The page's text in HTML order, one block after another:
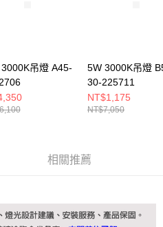
代理人或監護人之同意方可使用
者引起之損失，本公司不負相關責
依據個別帳號之用戶狀況，依本公司即
資訊註冊。若發現惡意使用之情形，
戶之使用額度並採取法律行動。
吊燈 A45-
5W 3000K吊燈
30-225711
NT$1,175
NT$7,050
相關推薦